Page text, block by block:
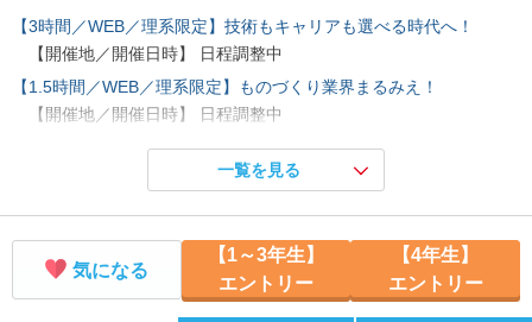
【3時間／WEB／理系限定】技術もキャリアも選べる時代へ！
【開催地／開催日時】 日程調整中
【1.5時間／WEB／理系限定】ものづくり業界まるみえ！
【開催地／開催日時】 日程調整中
【5days／対面／理系限定】技術課題に挑む設計ミッション！
【開催地／開催日時】 日程調整中
一覧を見る
気になる
【1～3年生】
エントリー
【4年生】
エントリー